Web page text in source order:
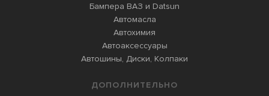
Бампера ВАЗ и Datsun
Автомасла
Автохимия
Автоаксессуары
Автошины, Диски, Колпаки
ДОПОЛНИТЕЛЬНО